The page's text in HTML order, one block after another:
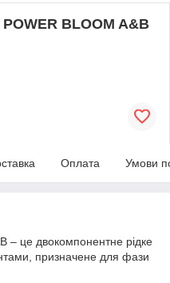
BLOOM A&B
Оплата Умови
– це двокомпонентне рідке
призначене для фази